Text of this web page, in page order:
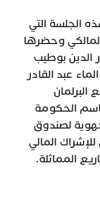
الجلسة التي
وحضرها
الدين بوطيب
عبد القادر
البرلمان
الحكومة
لصندوق
المالي
المماثلة.